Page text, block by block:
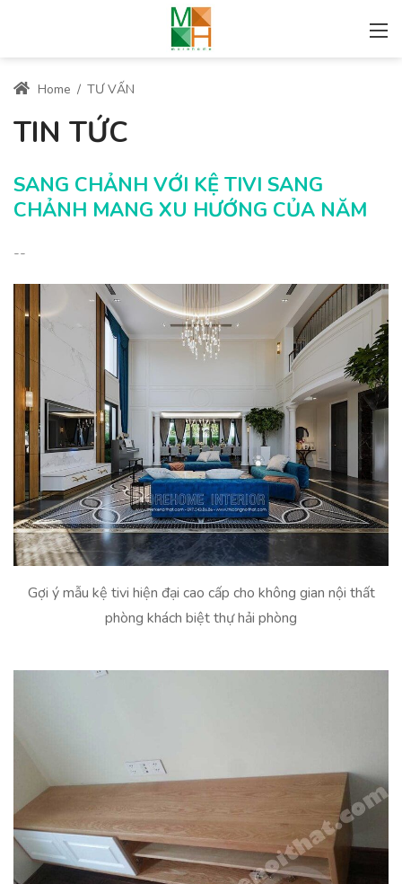
Home / TƯ VẤN
TIN TỨC
SANG CHẢNH VỚI KỆ TIVI SANG
CHẢNH MANG XU HƯỚNG CỦA NĂM
--
Gợi ý mẫu kệ tivi hiện đại cao cấp cho không gian nội thất
phòng khách biệt thự hải phòng